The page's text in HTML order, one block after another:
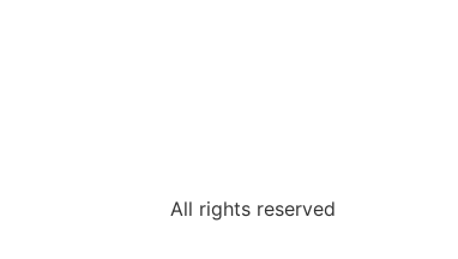
All rights reserved